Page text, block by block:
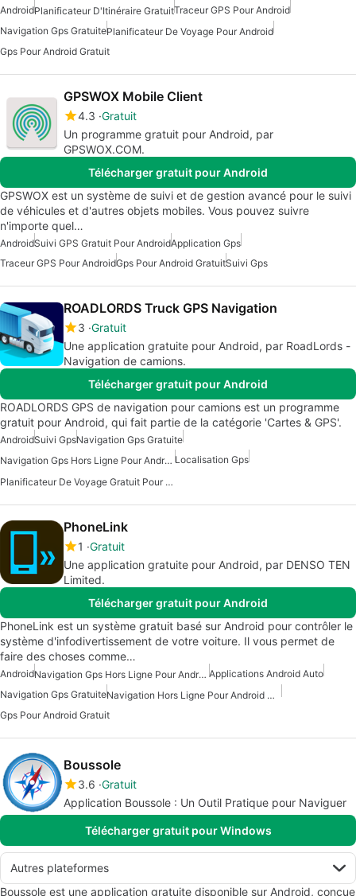
AndroidPlanificateur D'Itinéraire GratuitTraceur GPS Pour Android
Navigation Gps GratuitePlanificateur De Voyage Pour Android
Gps Pour Android Gratuit
GPSWOX Mobile Client
4.3 Gratuit
Un programme gratuit pour Android, par
GPSWOX.COM.
Télécharger gratuit pour Android
GPSWOX est un système de suivi et de gestion avancé pour le suivi
de véhicules et d'autres objets mobiles. Vous pouvez suivre
n'importe quel…
AndroidSuivi GPS Gratuit Pour AndroidApplication Gps
Traceur GPS Pour AndroidGps Pour Android GratuitSuivi Gps
ROADLORDS Truck GPS Navigation
3 Gratuit
Une application gratuite pour Android, par RoadLords -
Navigation de camions.
Télécharger gratuit pour Android
ROADLORDS GPS de navigation pour camions est un programme
gratuit pour Android, qui fait partie de la catégorie 'Cartes & GPS'.
AndroidSuivi GpsNavigation Gps Gratuite
Navigation Gps Hors Ligne Pour Android Localisation Gps
Planificateur De Voyage Gratuit Pour Android
PhoneLink
1 Gratuit
Une application gratuite pour Android, par DENSO TEN
Limited.
Télécharger gratuit pour Android
PhoneLink est un système gratuit basé sur Android pour contrôler le
système d'infodivertissement de votre voiture. Il vous permet de
faire des choses comme…
Android Navigation Gps Hors Ligne Pour Android Applications Android Auto
Navigation Gps Gratuite
Navigation Hors Ligne Pour Android Gratuite
Gps Pour Android Gratuit
Boussole
3.6 Gratuit
Application Boussole : Un Outil Pratique pour Naviguer
Télécharger gratuit pour Windows
Autres plateformes
Boussole est une application gratuite disponible sur Android, conçue